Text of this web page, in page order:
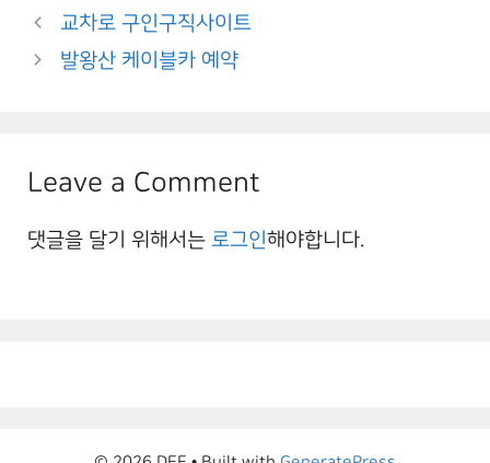
교차로 구인구직사이트
발왕산 케이블카 예약
Leave a Comment
댓글을 달기 위해서는 로그인해야합니다.